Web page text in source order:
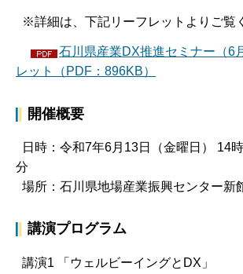
※詳細は、下記リーフレットよりご覧
石川県産業DX推進セミナー（6
レット（PDF：896KB）
開催概要
日時：令和7年6月13日（金曜日） 14
分
場所：石川県地場産業振興センター新
講演プログラム
講演1 「ウェルビーイングとDX」